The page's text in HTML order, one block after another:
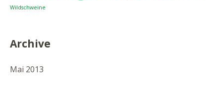
Wildschweine
Archive
Mai 2013